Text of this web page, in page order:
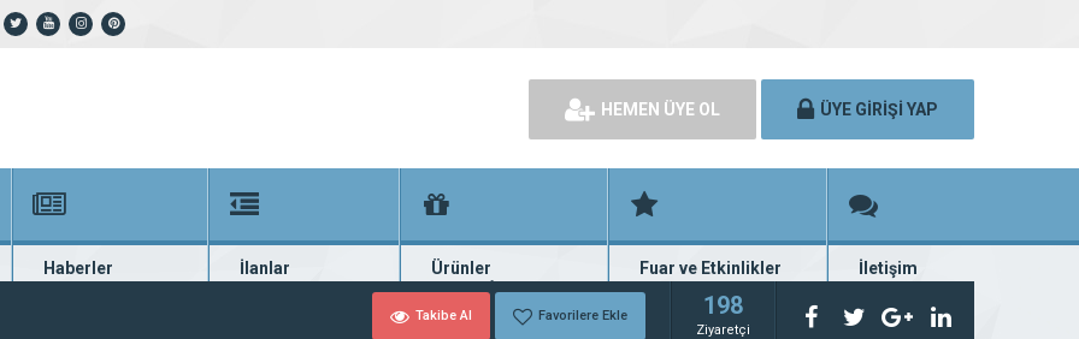
HEMEN ÜYE OL ÜYE GİRİŞİ YAP
Haberler
En güncel haberler
İlanlar
Güncel seri ilanlar
Ürünler
Binlerce firma ürünü
Fuar ve Etkinlikler
Fuar ve etkinlik planları
İletişim
Bize ulaşın
Takibe Al
Favorilere Ekle 198
Ziyaretçi